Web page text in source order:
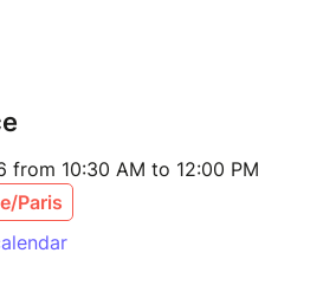
from 10:30 AM to 12:00 PM
Paris